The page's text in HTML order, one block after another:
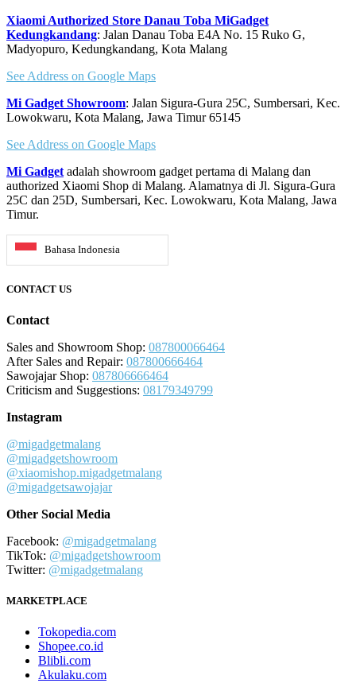
Xiaomi Authorized Store Danau Toba MiGadget
Kedungkandang: Jalan Danau Toba E4A No. 15 Ruko G,
Madyopuro, Kedungkandang, Kota Malang
See Address on Google Maps
Mi Gadget Showroom: Jalan Sigura-Gura 25C, Sumbersari, Kec.
Lowokwaru, Kota Malang, Jawa Timur 65145
See Address on Google Maps
Mi Gadget adalah showroom gadget pertama di Malang dan
authorized Xiaomi Shop di Malang. Alamatnya di Jl. Sigura-Gura
25C dan 25D, Sumbersari, Kec. Lowokwaru, Kota Malang, Jawa
Timur.
Bahasa Indonesia
CONTACT US
Contact
Sales and Showroom Shop: 087800066464
After Sales and Repair: 087800666464
Sawojajar Shop: 087806666464
Criticism and Suggestions: 08179349799
Instagram
@migadgetmalang
@migadgetshowroom
@xiaomishop.migadgetmalang
@migadgetsawojajar
Other Social Media
Facebook: @migadgetmalang
TikTok: @migadgetshowroom
Twitter: @migadgetmalang
MARKETPLACE
Tokopedia.com
Shopee.co.id
Blibli.com
Akulaku.com